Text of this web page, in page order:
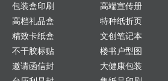
包装盒印刷
高档礼品盒
精致卡纸盒
不干胶标贴
邀请函信封
高端宣传册
特种纸折页
文创笔记本
楼书户型图
大健康包装